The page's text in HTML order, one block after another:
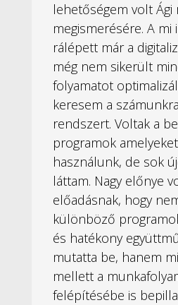
lehetőségem volt
megismerésére. A mi
rálépett már a
még nem sikerült
folyamatot
keresem a
rendszert. Voltak a
programok
használunk, de sok
láttam. Nagy előnye
előadásnak, hogy
különböző
és hatékony
mutatta be, hanem
mellett a
felépítésébe is